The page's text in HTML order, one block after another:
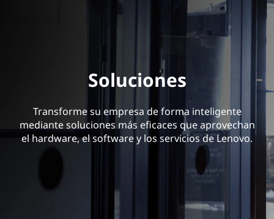
Soluciones
Transforme su empresa de forma inteligente
mediante soluciones más eficaces que aprovechan
el hardware, el software y los servicios de Lenovo.